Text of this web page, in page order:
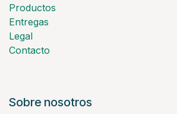
Productos
Entregas
Legal
Contacto
Sobre nosotros